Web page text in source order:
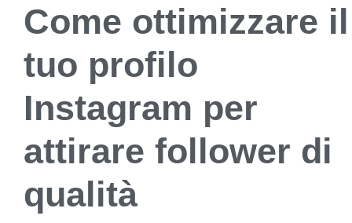
Come ottimizzare il
tuo profilo
Instagram per
attirare follower di
qualità